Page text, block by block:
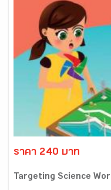
ราคา 240 บาท
Targeting Science